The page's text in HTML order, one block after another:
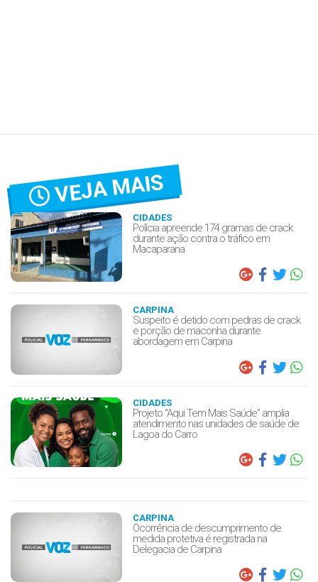
VEJA MAIS
CIDADES
Polícia apreende 174 gramas de crack
durante ação contra o tráfico em
Macaparana
CARPINA
Suspeito é detido com pedras de crack
e porção de maconha durante
abordagem em Carpina
CIDADES
Projeto “Aqui Tem Mais Saúde” amplia
atendimento nas unidades de saúde de
Lagoa do Carro
CARPINA
Ocorrência de descumprimento de
medida protetiva é registrada na
Delegacia de Carpina